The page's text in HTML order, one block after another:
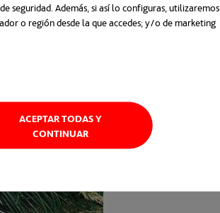
seguridad. Además, si así lo configuras, utilizaremos
o región desde la que accedes; y/o de marketing
abre en una pestaña nueva
ACEPTAR TODAS Y
CONTINUAR